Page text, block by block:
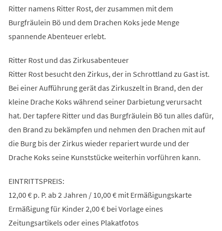
Ritter namens Ritter Rost, der zusammen mit dem
Burgfräulein Bö und dem Drachen Koks jede Menge
spannende Abenteuer erlebt.
Ritter Rost und das Zirkusabenteuer
Ritter Rost besucht den Zirkus, der in Schrottland zu Gast ist.
Bei einer Aufführung gerät das Zirkuszelt in Brand, den der
kleine Drache Koks während seiner Darbietung verursacht
hat. Der tapfere Ritter und das Burgfräulein Bö tun alles dafür,
den Brand zu bekämpfen und nehmen den Drachen mit auf
die Burg bis der Zirkus wieder repariert wurde und der
Drache Koks seine Kunststücke weiterhin vorführen kann.
EINTRITTSPREIS:
12,00 € p. P. ab 2 Jahren / 10,00 € mit Ermäßigungskarte
Ermäßigung für Kinder 2,00 € bei Vorlage eines
Zeitungsartikels oder eines Plakatfotos